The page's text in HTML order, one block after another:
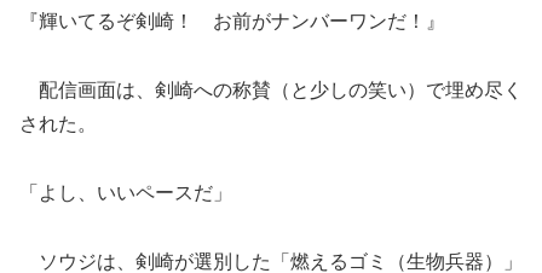
『輝いてるぞ剣崎！ お前がナンバーワンだ！』
配信画面は、剣崎への称賛（と少しの笑い）で埋め尽く
された。
「よし、いいペースだ」
ソウジは、剣崎が選別した「燃えるゴミ（生物兵器）」